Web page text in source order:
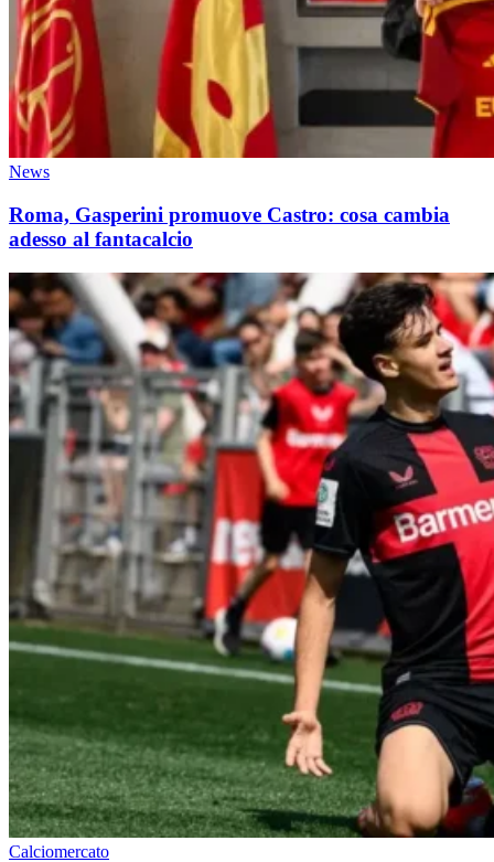
News
Roma, Gasperini promuove Castro: cosa cambia
adesso al fantacalcio
Calciomercato